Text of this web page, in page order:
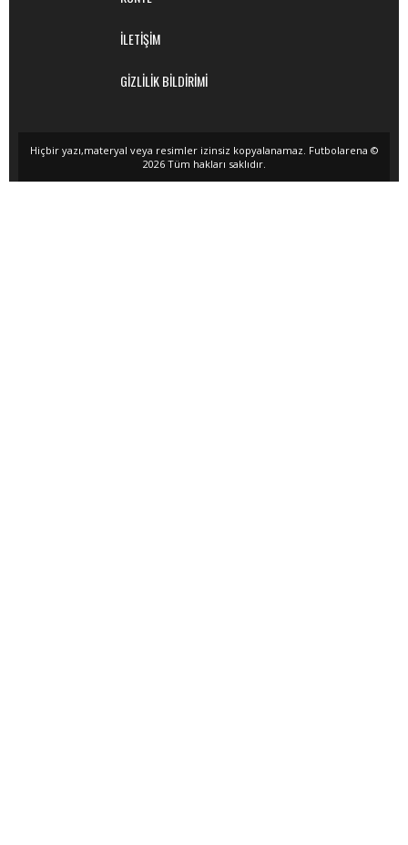
İLETİŞİM
GİZLİLİK BİLDİRİMİ
Hiçbir yazı,materyal veya resimler izinsiz kopyalanamaz. Futbolarena ©
2026 Tüm hakları saklıdır.